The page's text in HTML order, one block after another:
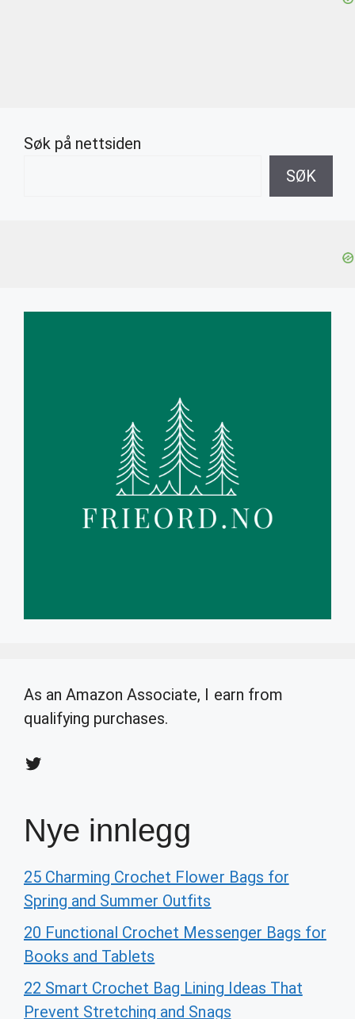
Søk på nettsiden
SØK
As an Amazon Associate, I earn from
qualifying purchases.
Twitter
Nye innlegg
25 Charming Crochet Flower Bags for
Spring and Summer Outfits
20 Functional Crochet Messenger Bags for
Books and Tablets
22 Smart Crochet Bag Lining Ideas That
Prevent Stretching and Snags